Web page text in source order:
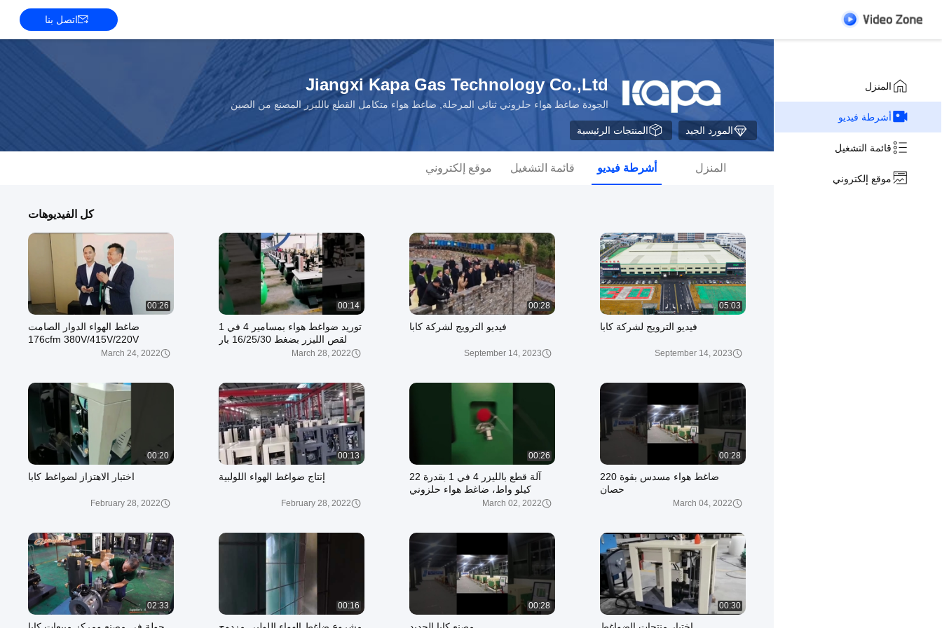
اتصل بنا
المنزل
أشرطة فيديو
قائمة التشغيل
موقع إلكتروني
Jiangxi Kapa Gas Technology Co.,Ltd
الجودة ضاغط هواء حلزوني ثنائي المرحلة, ضاغط هواء متكامل القطع بالليزر المصنع من الصين
المورد الجيد المنتجات الرئيسية
المنزل أشرطة فيديو قائمة التشغيل موقع إلكتروني
كل الفيديوهات
05:03
فيديو الترويج لشركة كابا
September 14, 2023
00:28
فيديو الترويج لشركة كابا
September 14, 2023
00:14
توريد ضواغط هواء بمسامير 4 في 1
لقص الليزر بضغط 16/25/30 بار
March 28, 2022
00:26
ضاغط الهواء الدوار الصامت
176cfm 380V/415V/220V
March 24, 2022
00:28
ضاغط هواء مسدس بقوة 220
حصان
March 04, 2022
00:26
آلة قطع بالليزر 4 في 1 بقدرة 22
كيلو واط، ضاغط هواء حلزوني
مدمج بـ 16 بار، مثبت بخزان هواءMarch 02, 2022
00:13
إنتاج ضواغط الهواء اللولبية
February 28, 2022
00:20
اختبار الاهتزاز لضواغط كابا
February 28, 2022
00:30
00:28
00:16
02:33